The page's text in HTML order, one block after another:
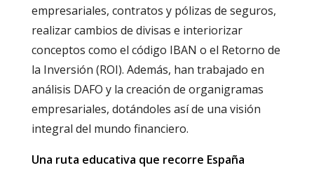
empresariales, contratos y pólizas de seguros,
realizar cambios de divisas e interiorizar
conceptos como el código IBAN o el Retorno de
la Inversión (ROI). Además, han trabajado en
análisis DAFO y la creación de organigramas
empresariales, dotándoles así de una visión
integral del mundo financiero.
Una ruta educativa que recorre España